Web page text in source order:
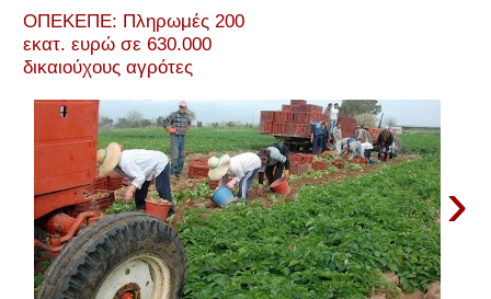
ΟΠΕΚΕΠΕ: Πληρωμές 200
εκατ. ευρώ σε 630.000
δικαιούχους αγρότες
›